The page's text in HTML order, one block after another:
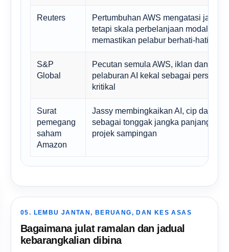
Reuters
Pertumbuhan AWS mengatasi
tetapi skala perbelanjaan modal
memastikan pelabur berhati-hati
S&P
Global
Pecutan semula AWS, iklan dan
pelaburan AI kekal sebagai persoalan
kritikal
Surat
pemegang
saham
Amazon
Jassy membingkaikan AI, cip dan
sebagai tonggak jangka panjang,
projek sampingan
05. LEMBU JANTAN, BERUANG, DAN KES ASAS
Bagaimana julat ramalan dan jadual
kebarangkalian dibina